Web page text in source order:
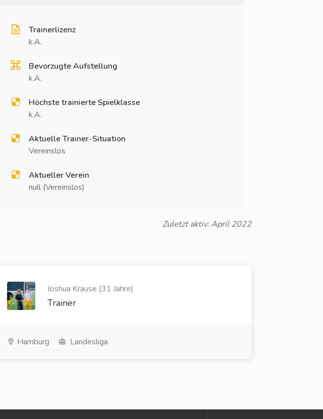
Trainerlizenz
k.A.
Bevorzugte Aufstellung
k.A.
Höchste trainierte Spielklasse
k.A.
Aktuelle Trainer-Situation
Vereinslos
Aktueller Verein
null (Vereinslos)
Zuletzt aktiv: April 2022
Joshua Krause (31 Jahre)
Trainer
Hamburg Landesliga